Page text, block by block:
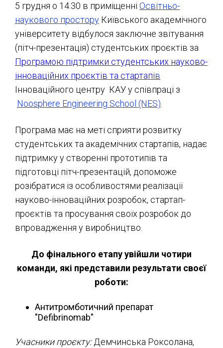
5 грудня о 14.30 в приміщенні Освітньо-
наукового простору Київського академічного
університету відбулося заключне звітування
(пітч-презентація) студентських проєктів за
Програмою підтримки студентських науково-
інноваційних проєктів та стартапів
Інноваційного центру КАУ у співпраці з
Noosphere Engineering School (NES).
Програма має на меті сприяти розвитку
студентських та академічних стартапів, надає
підтримку у створенні прототипів та
підготовці пітч-презентацій, допоможе
розібратися із особливостями реалізації
науково-інноваційних розробок, стартап-
проєктів та просування своїх розробок до
впровадження у виробництво.
До фінального етапу увійшли чотири
команди, які представили результати своєї
роботи:
Антитромботичний препарат
"Defibrinomab"
Учасники проєкту:Демчинська Роксолана,